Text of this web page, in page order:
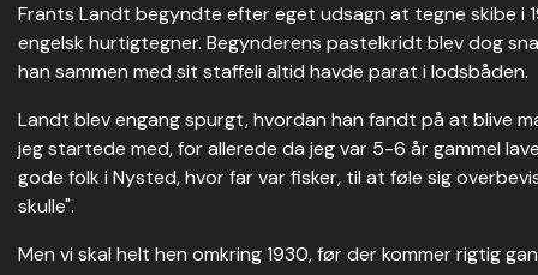
Frants Landt begyndte efter eget udsagn at tegne skibe i
engelsk hurtigtegner. Begynderens pastelkridt blev dog
han sammen med sit staffeli altid havde parat i lodsbåden.
Landt blev engang spurgt, hvordan han fandt på at blive
jeg startede med, for allerede da jeg var 5-6 år gammel
gode folk i Nysted, hvor far var fisker, til at føle sig
skulle".
Men vi skal helt hen omkring 1930, før der kommer rigtig